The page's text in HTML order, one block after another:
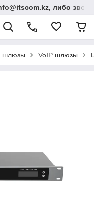
либо
шлюзы VoIP шлюзы